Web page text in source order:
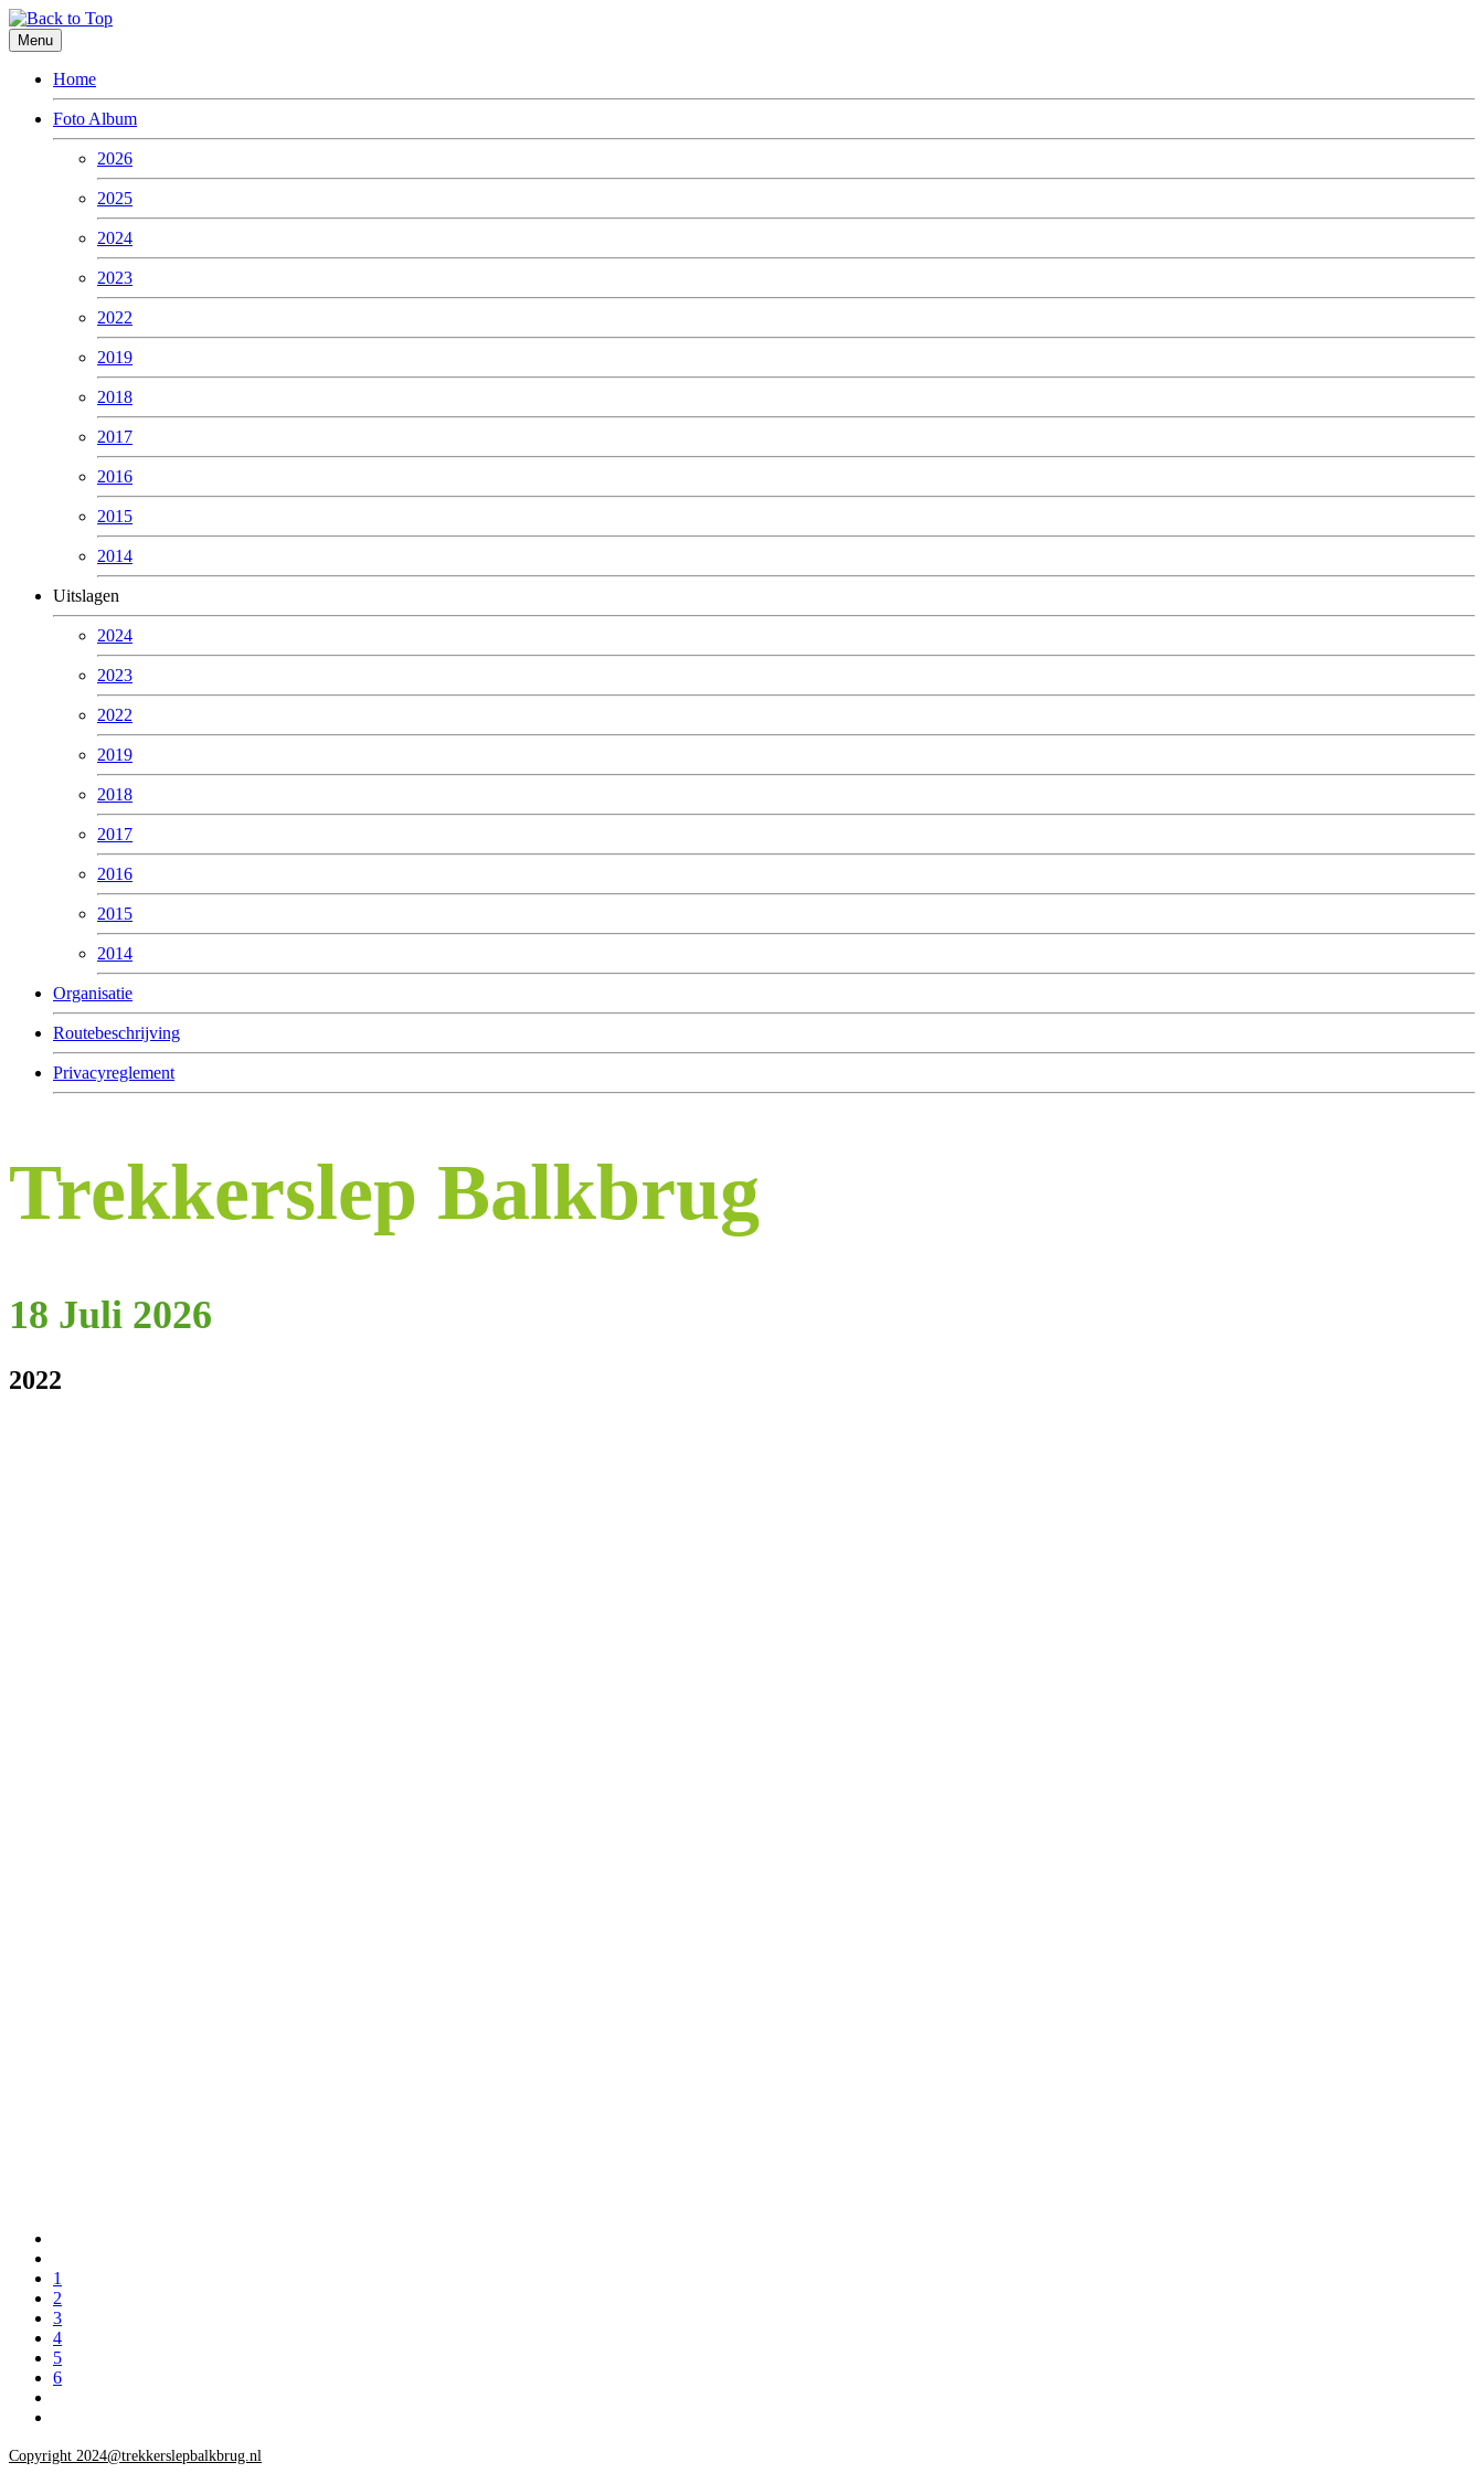
Menu
Home
Foto Album
2026
2025
2024
2023
2022
2019
2018
2017
2016
2015
2014
Uitslagen
2024
2023
2022
2019
2018
2017
2016
2015
2014
Organisatie
Routebeschrijving
Privacyreglement
Trekkerslep Balkbrug
18 Juli 2026
2022
1
2
3
4
5
6
Copyright 2024@trekkerslepbalkbrug.nl